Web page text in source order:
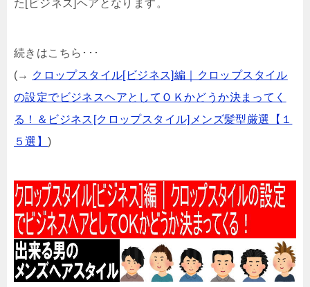
た[ビジネス]ヘアとなります。
続きはこちら･･･
(→ クロップスタイル[ビジネス]編｜クロップスタイル
の設定でビジネスヘアとしてＯＫかどうか決まってく
る！＆ビジネス[クロップスタイル]メンズ髪型厳選【１
５選】)